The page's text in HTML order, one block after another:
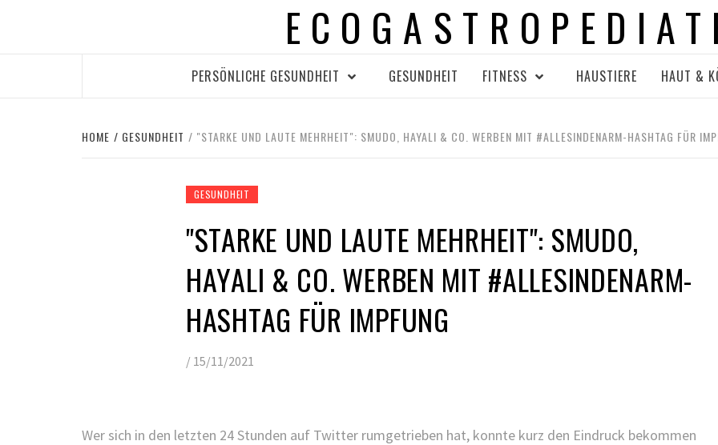
PERSÖNLICHE GESUNDHEIT GESUNDHEIT FITNESS HAUSTIERE HAUT &
HOME GESUNDHEIT "STARKE UND LAUTE MEHRHEIT": SMUDO, HAYALI & CO. WERBEN MIT #ALLESINDENARM-HASHTAG FÜR
GESUNDHEIT
"STARKE UND LAUTE MEHRHEIT": SMUDO,
HAYALI & CO. WERBEN MIT #ALLESINDENARM-
HASHTAG FÜR IMPFUNG
/ 15/11/2021
Wer sich in den letzten 24 Stunden auf Twitter rumgetrieben hat, konnte kurz den Eindruck bekommen
SO LANGE DAUERT?